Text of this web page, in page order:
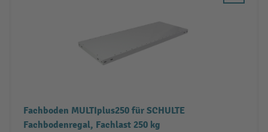
Fachboden MULTIplus250 für SCHULTE
Fachbodenregal, Fachlast 250 kg